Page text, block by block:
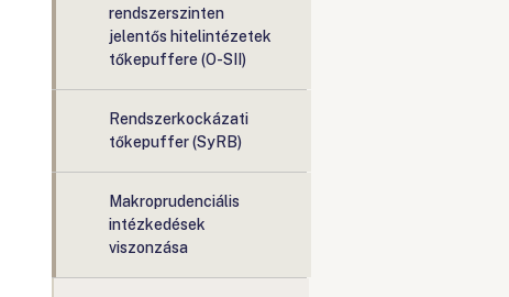
rendszerszinten
jelentős hitelintézetek
tőkepuffere (O-SII)
Rendszerkockázati
tőkepuffer (SyRB)
Makroprudenciális
intézkedések
viszonzása